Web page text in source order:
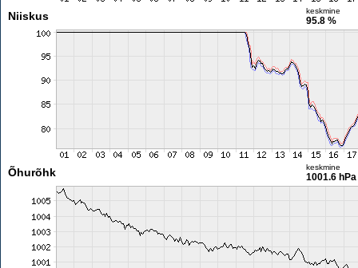
Niiskus keskmine
95.8 %
Õhurõhk keskmine
1001.6 hPa